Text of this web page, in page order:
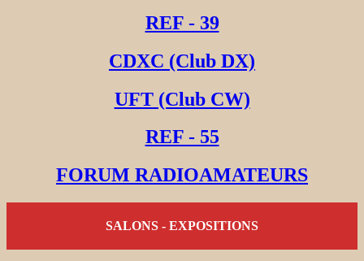
REF - 39
CDXC (Club DX)
UFT (Club CW)
REF - 55
FORUM RADIOAMATEURS
SALONS - EXPOSITIONS